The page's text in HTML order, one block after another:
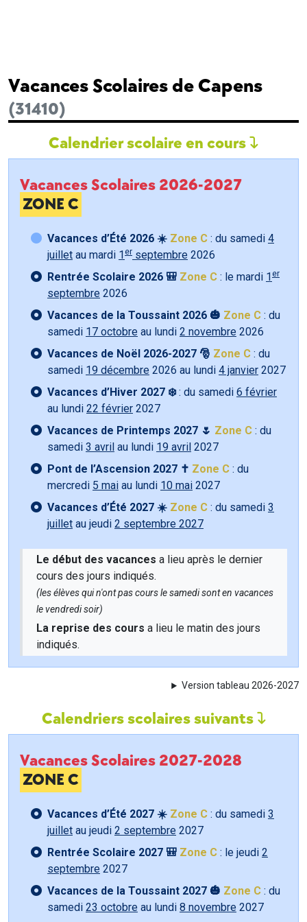
Vacances Scolaires de Capens
(31410)
Calendrier scolaire en cours
Vacances Scolaires 2026-2027
ZONE C
Vacances d’Été 2026 ☀️ Zone C : du samedi 4
juillet au mardi 1 er septembre 2026
Rentrée Scolaire 2026 🎒 Zone C : le mardi 1 er
septembre 2026
Vacances de la Toussaint 2026 🎃 Zone C : du
samedi 17 octobre au lundi 2 novembre 2026
Vacances de Noël 2026-2027 🎅 Zone C : du
samedi 19 décembre 2026 au lundi 4 janvier 2027
Vacances d’Hiver 2027 ❄️: du samedi 6 février
au lundi 22 février 2027
Vacances de Printemps 2027 🌷 Zone C : du
samedi 3 avril au lundi 19 avril 2027
Pont de l’Ascension 2027 ✝️ Zone C : du
mercredi 5 mai au lundi 10 mai 2027
Vacances d’Été 2027 ☀️ Zone C : du samedi 3
juillet au jeudi 2 septembre 2027
Le début des vacances a lieu après le dernier
cours des jours indiqués.
(les élèves qui n'ont pas cours le samedi sont en vacances
le vendredi soir)
La reprise des cours a lieu le matin des jours
indiqués.
Version tableau 2026-2027
Calendriers scolaires suivants
Vacances Scolaires 2027-2028
ZONE C
Vacances d’Été 2027 ☀️ Zone C : du samedi 3
juillet au jeudi 2 septembre 2027
Rentrée Scolaire 2027 🎒 Zone C : le jeudi 2
septembre 2027
Vacances de la Toussaint 2027 🎃 Zone C : du
samedi 23 octobre au lundi 8 novembre 2027